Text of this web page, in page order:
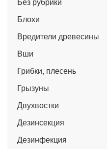
Без рубрики
Блохи
Вредители древесины
Вши
Грибки, плесень
Грызуны
Двухвостки
Дезинсекция
Дезинфекция